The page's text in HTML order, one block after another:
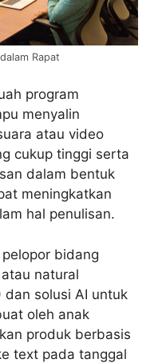
Rapat
program
menyalin
atau video
cukup tinggi serta
dalam bentuk
meningkatkan
hal penulisan.
bidang
natural
dan solusi AI untuk
oleh anak
produk berbasis
text pada tanggal